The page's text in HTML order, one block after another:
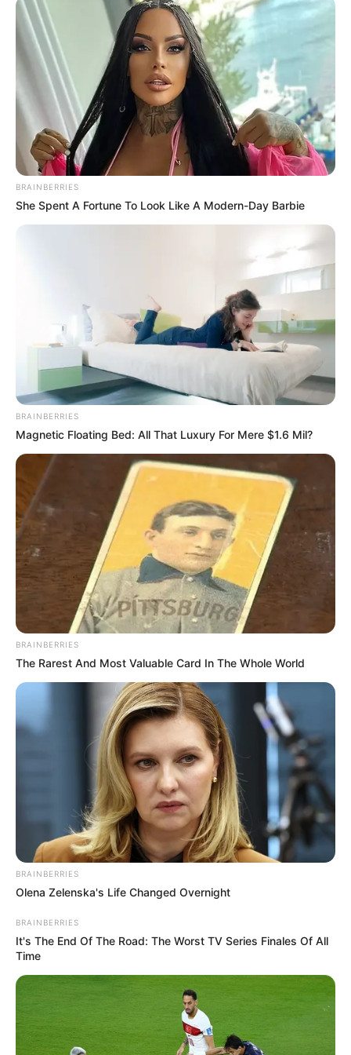
me 5 fitore në 6 ndeshje dhe me një gol vendimtar para dy
ditësh, në fitoren 1-0 kundër Sentral Argentinos.
Para disa javësh për “Sport Ekspres” Soza u shpreh se
ishte në bisedime me një klub në Shqipëri, pa e zbuluar
emrin derisa të mbyllej gjithçka. Tani, pas interesimit të
gazetës, mesfushori rrëfen me zhgënjim historinë e tij
verore dhe mashtrimin që iu bë nga klubi shqiptar.
BRAINBERRIES
She Spent A Fortune To Look Like A Modern-Day Barbie
BRAINBERRIES
Magnetic Floating Bed: All That Luxury For Mere $1.6 Mil?
BRAINBERRIES
The Rarest And Most Valuable Card In The Whole World
BRAINBERRIES
Olena Zelenska's Life Changed Overnight
BRAINBERRIES
It's The End Of The Road: The Worst TV Series Finales Of All
Time